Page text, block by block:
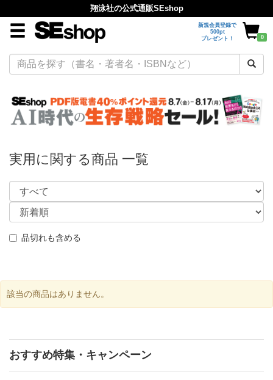
翔泳社の公式通販SEshop
新規会員登録で
500pt
プレゼント！
0
実用に関する商品 一覧
品切れも含める
該当の商品はありません。
おすすめ特集・キャンペーン